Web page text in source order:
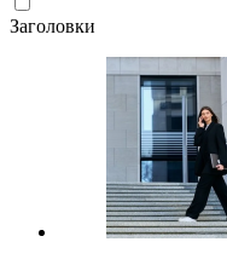
Заголовки